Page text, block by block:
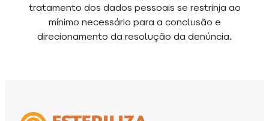
tratamento dos dados pessoais se restrinja ao
mínimo necessário para a conclusão e
direcionamento da resolução da denúncia.